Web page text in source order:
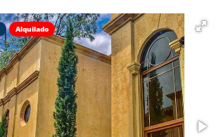
Alquilado